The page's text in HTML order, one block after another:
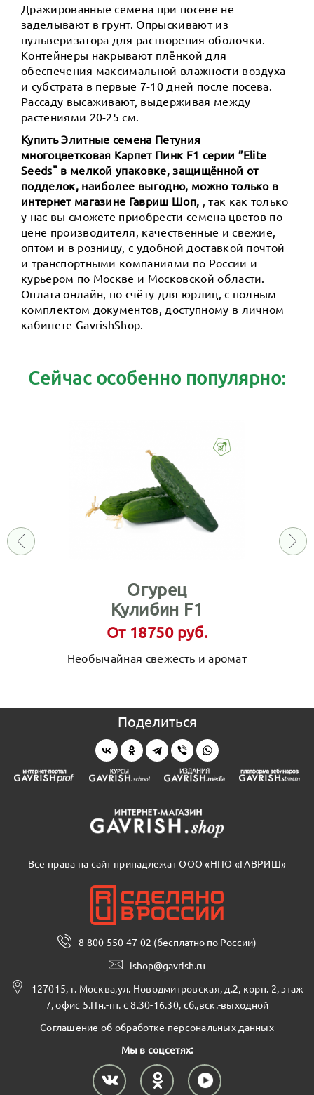
Дражированные семена при посеве не
заделывают в грунт. Опрыскивают из
пульверизатора для растворения оболочки.
Контейнеры накрывают плёнкой для
обеспечения максимальной влажности воздуха
и субстрата в первые 7-10 дней после посева.
Рассаду высаживают, выдерживая между
растениями 20-25 см.
Купить Элитные семена Петуния
многоцветковая Карпет Пинк F1 серии ”Elite
Seeds" в мелкой упаковке, защищённой от
подделок, наиболее выгодно, можно только в
интернет магазине Гавриш Шоп,
, так как только
у нас вы сможете приобрести семена цветов по
цене производителя, качественные и свежие,
оптом и в розницу, с удобной доставкой почтой
и транспортными компаниями по России и
курьером по Москве и Московской области.
Оплата онлайн, по счёту для юрлиц, с полным
комплектом документов, доступному в личном
кабинете GavrishShop.
Сейчас особенно популярно:
Огурец
Кулибин F1
От 18750 руб.
Необычайная свежесть и аромат
Поделиться
Все права на сайт принадлежат ООО «НПО «ГАВРИШ»
8-800-550-47-02 (бесплатно по России)
ishop@gavrish.ru
127015, г. Москва,ул. Новодмитровская, д.2, корп. 2, этаж
7, офис 5.Пн.-пт. с 8.30-16.30, сб.,вск.-выходной
Соглашение об обработке персональных данных
Мы в соцсетях: